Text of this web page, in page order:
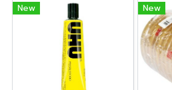
New New